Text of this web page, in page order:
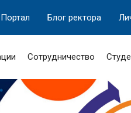
Блог ректора
Портал
Сотрудничество